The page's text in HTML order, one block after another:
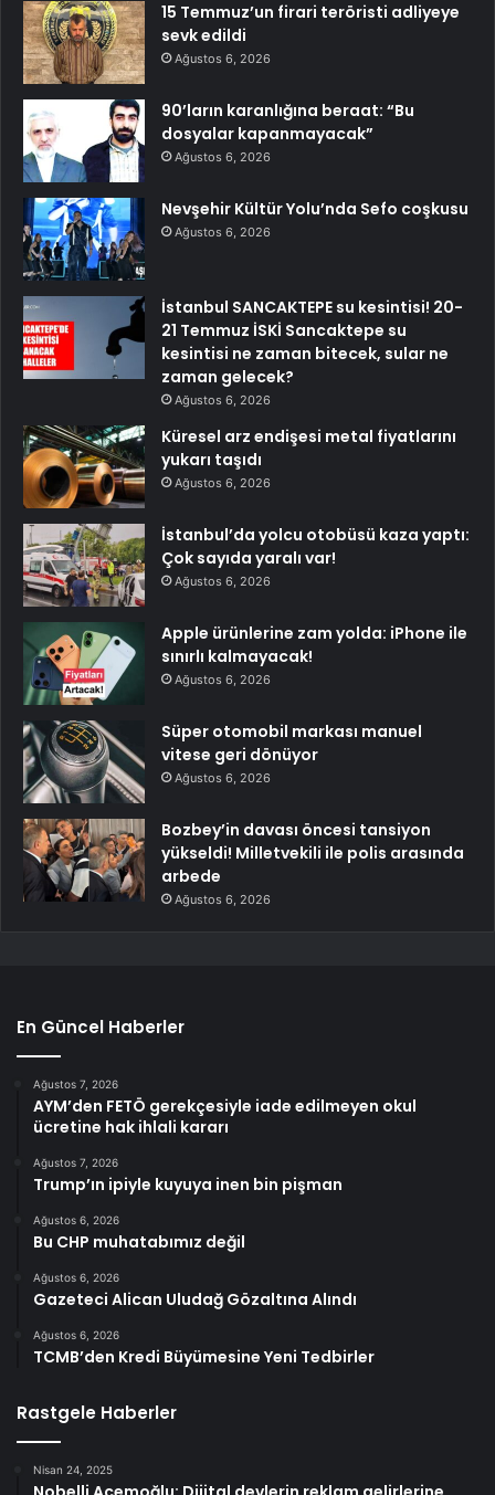
15 Temmuz’un firari teröristi adliyeye
sevk edildi
Ağustos 6, 2026
90’ların karanlığına beraat: “Bu
dosyalar kapanmayacak”
Ağustos 6, 2026
Nevşehir Kültür Yolu’nda Sefo coşkusu
Ağustos 6, 2026
İstanbul SANCAKTEPE su kesintisi! 20-
21 Temmuz İSKİ Sancaktepe su
kesintisi ne zaman bitecek, sular ne
zaman gelecek?
Ağustos 6, 2026
Küresel arz endişesi metal fiyatlarını
yukarı taşıdı
Ağustos 6, 2026
İstanbul’da yolcu otobüsü kaza yaptı:
Çok sayıda yaralı var!
Ağustos 6, 2026
Apple ürünlerine zam yolda: iPhone ile
sınırlı kalmayacak!
Ağustos 6, 2026
Süper otomobil markası manuel
vitese geri dönüyor
Ağustos 6, 2026
Bozbey’in davası öncesi tansiyon
yükseldi! Milletvekili ile polis arasında
arbede
Ağustos 6, 2026
En Güncel Haberler
Ağustos 7, 2026
AYM’den FETÖ gerekçesiyle iade edilmeyen okul
ücretine hak ihlali kararı
Ağustos 7, 2026
Trump’ın ipiyle kuyuya inen bin pişman
Ağustos 6, 2026
Bu CHP muhatabımız değil
Ağustos 6, 2026
Gazeteci Alican Uludağ Gözaltına Alındı
Ağustos 6, 2026
TCMB’den Kredi Büyümesine Yeni Tedbirler
Rastgele Haberler
Nisan 24, 2025